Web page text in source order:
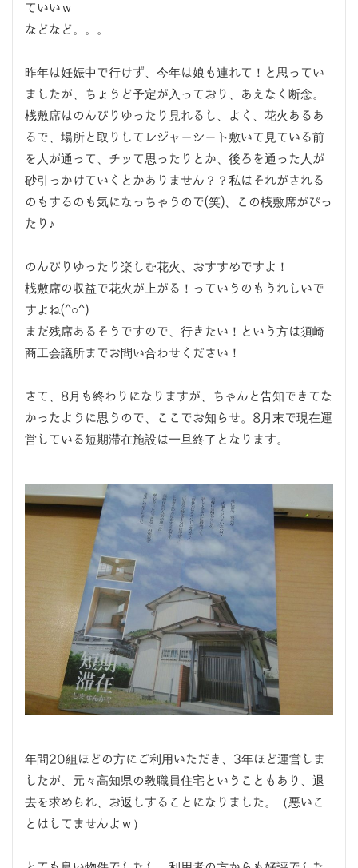
ていいｗ
などなど。。。
昨年は妊娠中で行けず、今年は娘も連れて！と思ってい
ましたが、ちょうど予定が入っており、あえなく断念。
桟敷席はのんびりゆったり見れるし、よく、花火あるあ
るで、場所と取りしてレジャーシート敷いて見ている前
を人が通って、チッて思ったりとか、後ろを通った人が
砂引っかけていくとかありません？？私はそれがされる
のもするのも気になっちゃうので(笑)、この桟敷席がぴっ
たり♪
のんびりゆったり楽しむ花火、おすすめですよ！
桟敷席の収益で花火が上がる！っていうのもうれしいで
すよね(^○^)
まだ残席あるそうですので、行きたい！という方は須崎
商工会議所までお問い合わせください！
さて、8月も終わりになりますが、ちゃんと告知できてな
かったように思うので、ここでお知らせ。8月末で現在運
営している短期滞在施設は一旦終了となります。
年間20組ほどの方にご利用いただき、3年ほど運営しま
したが、元々高知県の教職員住宅ということもあり、退
去を求められ、お返しすることになりました。（悪いこ
とはしてませんよｗ）